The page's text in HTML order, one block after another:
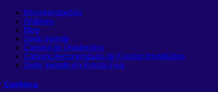
Recomendações
Análises
Blog
Onde Investir
Carteira de Dividendos
Carteira Recomendada de Fundos Imobiliários
Onde Investir em Renda Fixa
Conheça